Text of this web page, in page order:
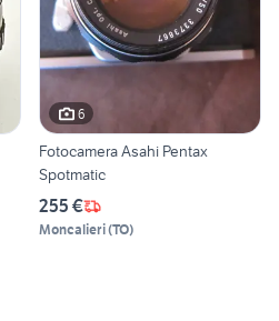
6
Fotocamera Asahi Pentax
Spotmatic
255 €
Moncalieri(TO)